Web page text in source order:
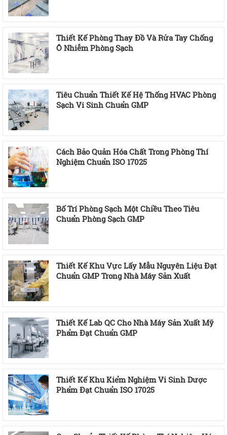
Thiết Kế Phòng Thay Đồ Và Rửa Tay Chống
Ô Nhiễm Phòng Sạch
Tiêu Chuẩn Thiết Kế Hệ Thống HVAC Phòng
Sạch Vi Sinh Chuẩn GMP
Cách Bảo Quản Hóa Chất Trong Phòng Thí
Nghiệm Chuẩn ISO 17025
Bố Trí Phòng Sạch Một Chiều Theo Tiêu
Chuẩn Phòng Sạch GMP
Thiết Kế Khu Vực Lấy Mẫu Nguyên Liệu Đạt
Chuẩn GMP Trong Nhà Máy Sản Xuất
Thiết Kế Lab QC Cho Nhà Máy Sản Xuất Mỹ
Phẩm Đạt Chuẩn GMP
Thiết Kế Khu Kiểm Nghiệm Vi Sinh Dược
Phẩm Đạt Chuẩn ISO 17025